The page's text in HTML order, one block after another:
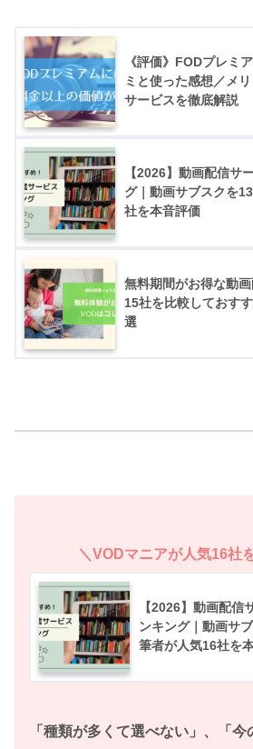
《評価》FODプレミ
ミと使った感想／メ
サービスを徹底解説
【2026】動画配信サ
グ｜動画サブスクを
社を本音評価
無料期間がお得な動
15社を比較しておす
選
＼VODマニアが人気16社
【2026】動画配信
ンキング｜動画サ
筆者が人気16社を
「種類が多くて選べない」、「